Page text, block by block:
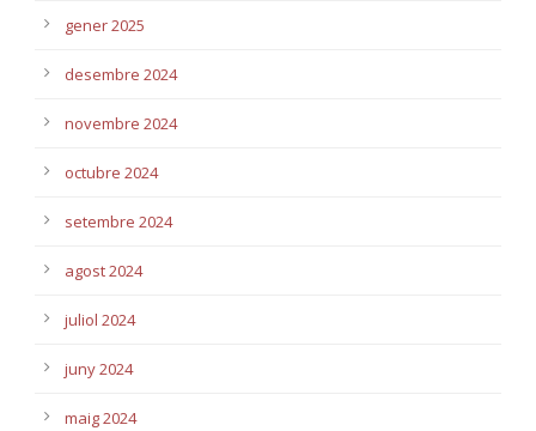
gener 2025
desembre 2024
novembre 2024
octubre 2024
setembre 2024
agost 2024
juliol 2024
juny 2024
maig 2024